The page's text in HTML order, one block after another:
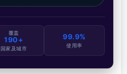
覆盖
190+
国家及城市
99.9%
使用率